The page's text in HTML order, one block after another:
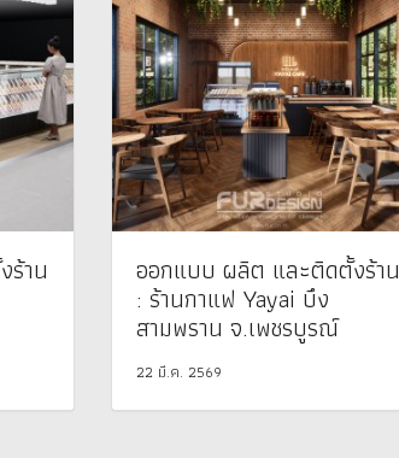
าน ออกแบบ ผลิต และติดตั้งร้าน
: ร้านกาแฟ Yayai บึง
สามพราน จ.เพชรบูรณ์
22 มี.ค. 2569